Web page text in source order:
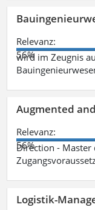
Relevanz:
56%
wird im Zeugnis
Augmented
Relevanz:
56%
Direction -
Logistik-